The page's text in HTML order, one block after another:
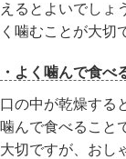
えるとよいでしょ
く噛むことが大切
・よく噛んで食べ
口の中が乾燥する
噛んで食べること
大切ですが、おし